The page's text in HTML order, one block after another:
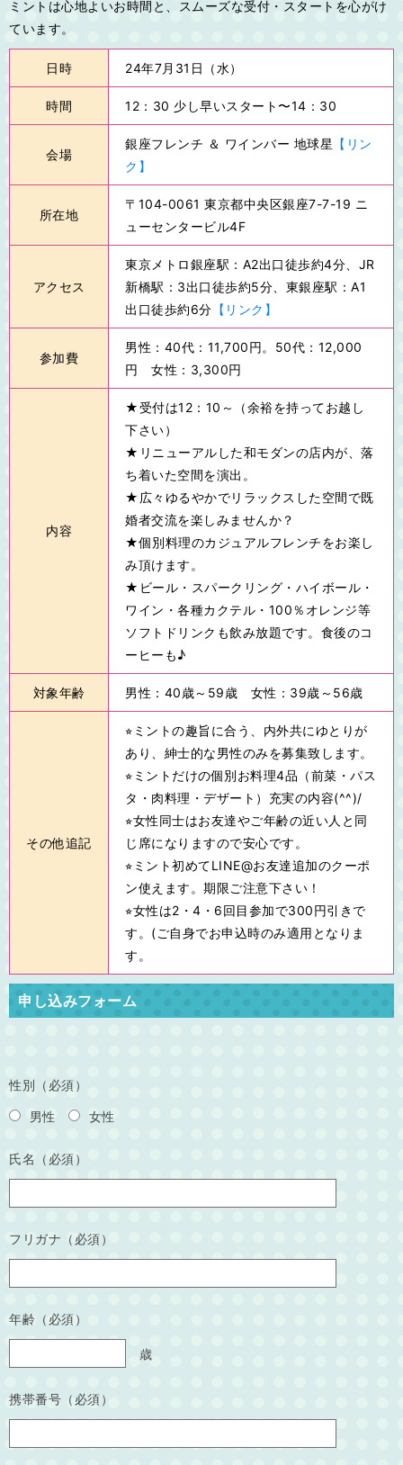
ミントは心地よいお時間と、スムーズな受付・スタートを心がけ
ています。
日時 24年7月31日（水）
時間 12：30 少し早いスタート〜14：30
会場
銀座フレンチ ＆ ワインバー 地球星 【リン
ク】
所在地
〒104-0061 東京都中央区銀座7-7-19 ニ
ューセンタービル4F
アクセス
東京メトロ銀座駅：A2出口徒歩約4分、JR
新橋駅：3出口徒歩約5分、東銀座駅：A1
出口徒歩約6分 【リンク】
参加費
男性：40代：11,700円。50代：12,000
円 女性：3,300円
内容
★受付は12：10～（余裕を持ってお越し
下さい）
★リニューアルした和モダンの店内が、落
ち着いた空間を演出。
★広々ゆるやかでリラックスした空間で既
婚者交流を楽しみませんか？
★個別料理のカジュアルフレンチをお楽し
み頂けます。
★ビール・スパークリング・ハイボール・
ワイン・各種カクテル・100％オレンジ等
ソフトドリンクも飲み放題です。食後のコ
ーヒーも♪
対象年齢 男性：40歳～59歳 女性：39歳～56歳
その他追記
⭐︎ミントの趣旨に合う、内外共にゆとりが
あり、紳士的な男性のみを募集致します。
⭐︎ミントだけの個別お料理4品（前菜・パス
タ・肉料理・デザート）充実の内容(^^)/
⭐︎女性同士はお友達やご年齢の近い人と同
じ席になりますので安心です。
⭐︎ミント初めてLINE@お友達追加のクーポ
ン使えます。期限ご注意下さい！
⭐︎女性は2・4・6回目参加で300円引きで
す。(ご自身でお申込時のみ適用となりま
す。
申し込みフォーム
性別（必須）
男性 女性
氏名（必須）
フリガナ（必須）
年齢（必須）
歳
携帯番号（必須）